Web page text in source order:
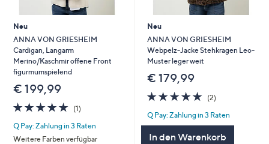
Neu
ANNA VON GRIESHEIM
Cardigan, Langarm
Merino/Kaschmir offene Front
figurmumspielend
€ 199,99
5.0
von
5
(1)
Q Pay: Zahlung in 3 Raten
Weitere Farben verfügbar
Neu
ANNA VON GRIESHEIM
Webpelz-Jacke Stehkragen Leo-
Muster leger weit
€ 179,99
5.0
von
5
(2)2
Q Pay: Zahlung in 3 Raten
In den Warenkorb